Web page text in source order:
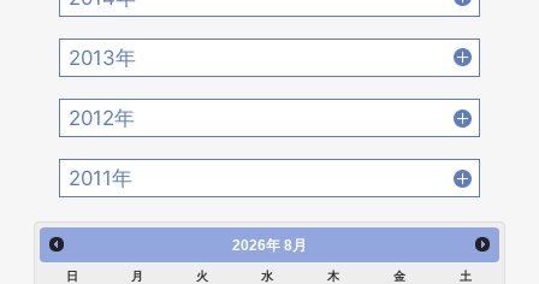
2018年2月 [25]
2017年6月 [25] 2017年5月 [27]
2017年4月 [26]
2017年2月 [23]
2016年8月 [39] 2016年7月 [27]
2016年6月 [27] 2016年5月 [30]
2016年4月 [32]
2016年2月 [25]
2015年10月 [26] 2015年9月 [30]
2015年8月 [31] 2015年7月 [28]
2015年6月 [29] 2015年5月 [30]
2015年4月 [26]
2015年2月 [22] 2015年1月 [25]
2014年12月 [28] 2014年11月 [23]
2014年10月 [29] 2014年9月 [26]
2014年6月 [28] 2014年5月 [25]
2014年4月 [32]
2013年
2013年12月 [27] 2013年11月 [22]
2013年10月 [28] 2013年9月 [27]
2013年6月 [28]
2012年
2012年12月 [30] 2012年11月 [12]
2012年10月 [12] 2012年9月 [5]
2012年8月 [12] 2012年7月 [1]
2011年
2011年12月 [1]
2026年 8月
日 月 火 水 木 金 土